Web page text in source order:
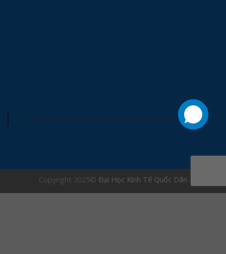
C/NEU Trung tâm Đào tạo từ xa
Copyright 2025© Đại Học Kinh Tế Quốc Dân